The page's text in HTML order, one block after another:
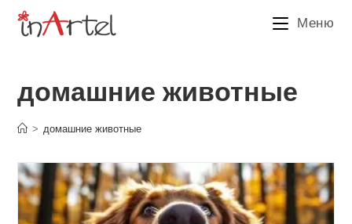
Перейти
Меню
домашние животные
> домашние животные